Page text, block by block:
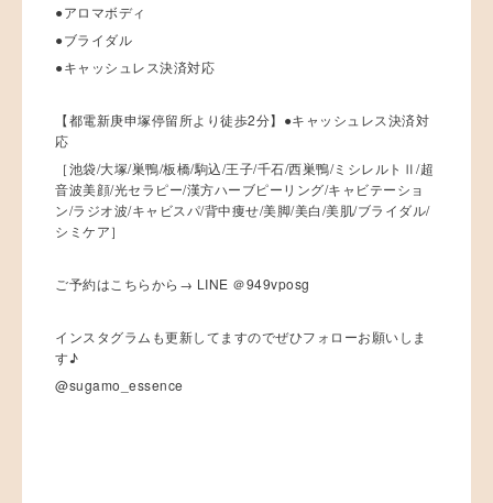
●アロマボディ
●ブライダル
●キャッシュレス決済対応
【都電新庚申塚停留所より徒歩2分】●キャッシュレス決済対
応
［池袋/大塚/巣鴨/板橋/駒込/王子/千石/西巣鴨/ミシレルトⅡ/超
音波美顔/光セラピー/漢方ハーブピーリング/キャビテーショ
ン/ラジオ波/キャビスパ/背中痩せ/美脚/美白/美肌/ブライダル/
シミケア］
ご予約はこちらから→ LINE ＠949vposg
インスタグラムも更新してますのでぜひフォローお願いしま
す♪
@sugamo_essence